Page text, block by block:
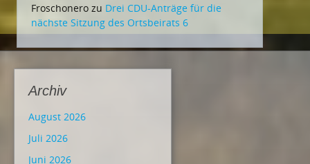
Froschonero zu Drei CDU-Anträge für die
nächste Sitzung des Ortsbeirats 6
Archiv
August 2026
Juli 2026
Juni 2026